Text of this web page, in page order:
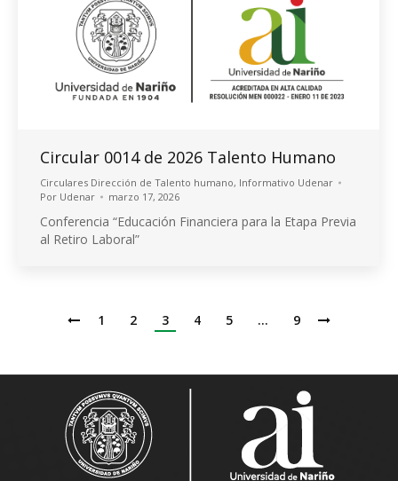
Circular 0014 de 2026 Talento Humano
Circulares Dirección de Talento humano, Informativo Udenar
Por Udenar marzo 17, 2026
Conferencia “Educación Financiera para la Etapa Previa
al Retiro Laboral”
1 2 3 4 5 … 9